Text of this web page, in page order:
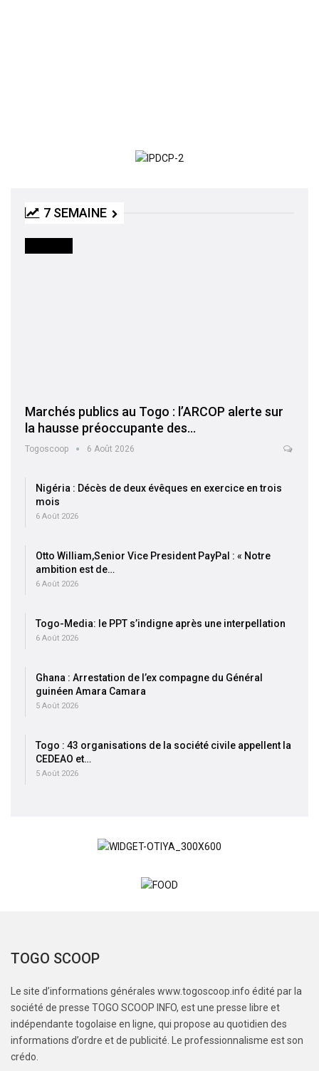
7 SEMAINE
Marchés publics au Togo : l’ARCOP alerte sur
la hausse préoccupante des…
Togoscoop 6 Août 2026
Nigéria : Décès de deux évêques en exercice en trois
mois
6 Août 2026
Otto William,Senior Vice President PayPal : « Notre
ambition est de…
6 Août 2026
Togo-Media: le PPT s’indigne après une interpellation
6 Août 2026
Ghana : Arrestation de l’ex compagne du Général
guinéen Amara Camara
5 Août 2026
Togo : 43 organisations de la société civile appellent la
CEDEAO et…
5 Août 2026
TOGO SCOOP
Le site d’informations générales www.togoscoop.info édité par la
société de presse TOGO SCOOP INFO, est une presse libre et
indépendante togolaise en ligne, qui propose au quotidien des
informations d’ordre et de publicité. Le professionnalisme est son
crédo.